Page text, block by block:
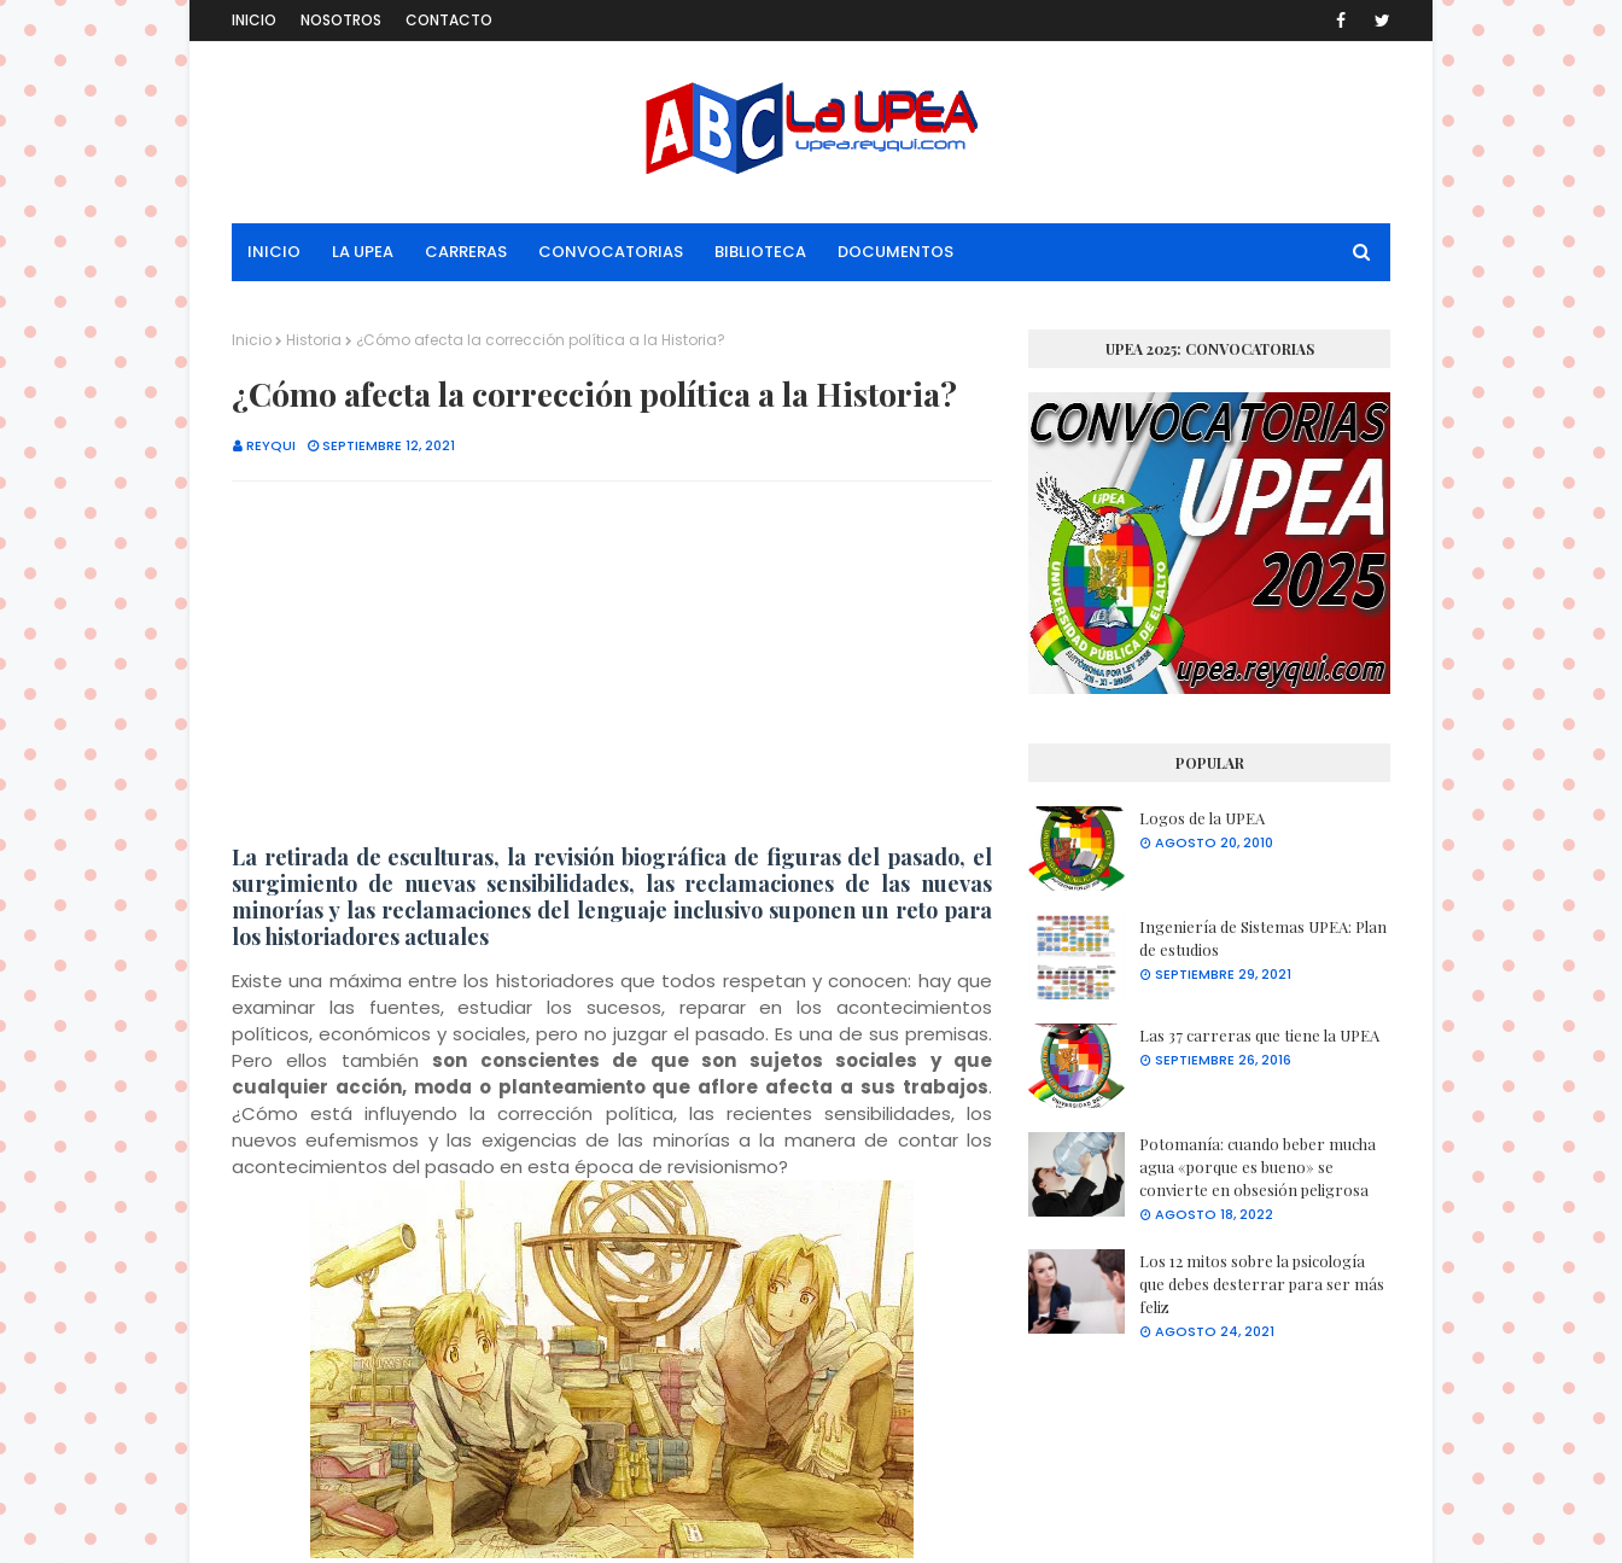
INICIO NOSOTROS CONTACTO
INICIO LA UPEA CARRERAS CONVOCATORIAS BIBLIOTECA DOCUMENTOS
Inicio Historia ¿Cómo afecta la corrección política a la Historia?
¿Cómo afecta la corrección política a la Historia?
REYQUI SEPTIEMBRE 12, 2021
La retirada de esculturas, la revisión biográfica de figuras del pasado, el
surgimiento de nuevas sensibilidades, las reclamaciones de las nuevas
minorías y las reclamaciones del lenguaje inclusivo suponen un reto para
los historiadores actuales
Existe una máxima entre los historiadores que todos respetan y conocen: hay que
examinar las fuentes, estudiar los sucesos, reparar en los acontecimientos
políticos, económicos y sociales, pero no juzgar el pasado. Es una de sus premisas.
Pero ellos también son conscientes de que son sujetos sociales y que
cualquier acción, moda o planteamiento que aflore afecta a sus trabajos.
¿Cómo está influyendo la corrección política, las recientes sensibilidades, los
nuevos eufemismos y las exigencias de las minorías a la manera de contar los
acontecimientos del pasado en esta época de revisionismo?
UPEA 2025: CONVOCATORIAS
POPULAR
Logos de la UPEA
AGOSTO 20, 2010
Ingeniería de Sistemas UPEA: Plan
de estudios
SEPTIEMBRE 29, 2021
Las 37 carreras que tiene la UPEA
SEPTIEMBRE 26, 2016
Potomanía: cuando beber mucha
agua «porque es bueno» se
convierte en obsesión peligrosa
AGOSTO 18, 2022
Los 12 mitos sobre la psicología
que debes desterrar para ser más
feliz
AGOSTO 24, 2021